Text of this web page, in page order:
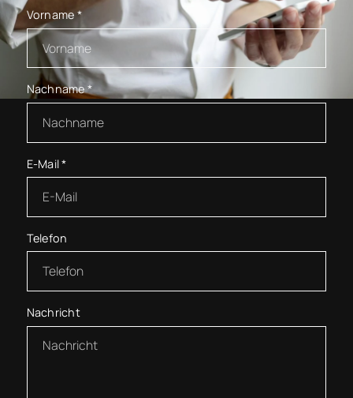
Vorname*
Nachname*
E-Mail*
Telefon
Nachricht